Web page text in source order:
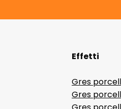
Effetti
Gres
Gres